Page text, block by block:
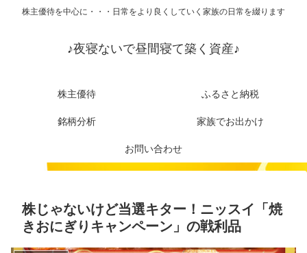
株主優待を中心に・・・日常をより良くしていく家族の日常を綴ります
♪夜寝ないで昼間寝て築く資産♪
株主優待 ふるさと納税
銘柄分析 家族でお出かけ
お問い合わせ
株じゃないけど当選キター！ニッスイ「焼
きおにぎりキャンペーン」の戦利品